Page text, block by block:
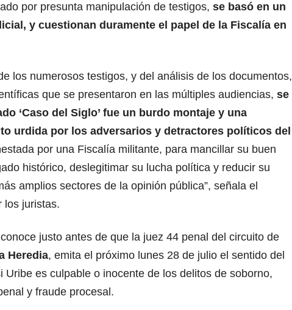
por presunta manipulación de testigos, se basó en un
y cuestionan duramente el papel de la Fiscalía en
los numerosos testigos, y del análisis de los documentos,
que se presentaron en las múltiples audiencias, se
‘Caso del Siglo’ fue un burdo montaje y una
urdida por los adversarios y detractores políticos del
por una Fiscalía militante, para mancillar su buen
histórico, deslegitimar su lucha política y reducir su
amplios sectores de la opinión pública”, señala el
los juristas.
justo antes de que la juez 44 penal del circuito de
Heredia, emita el próximo lunes 28 de julio el sentido del
Uribe es culpable o inocente de los delitos de soborno,
y fraude procesal.